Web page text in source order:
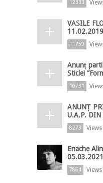
12333
VASILE
11.02.2019
11759
Anunț
Sticlei
10731
ANUNȚ
U.A.P.
8273 Views
Enache
05.03.2021
7864 Views